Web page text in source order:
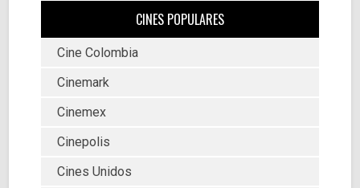
CINES POPULARES
Cine Colombia
Cinemark
Cinemex
Cinepolis
Cines Unidos